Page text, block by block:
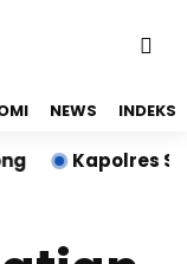
NEWS INDEKS
Kapolres Sidrap